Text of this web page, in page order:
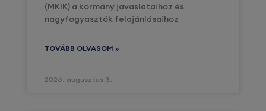
(MKIK) a kormány javaslataihoz és
nagyfogyasztók felajánlásaihoz
TOVÁBB OLVASOM »
2026. augusztus 3.